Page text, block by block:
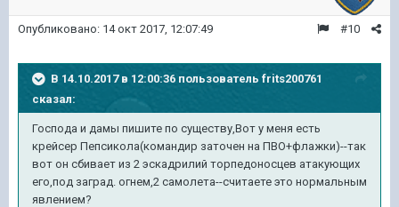
#10
Опубликовано: 14 окт 2017, 12:07:49
В 14.10.2017 в 12:00:36 пользователь frits200761
сказал:
Господа и дамы пишите по существу,Вот у меня есть
крейсер Пепсикола(командир заточен на ПВО+флажки)--так
вот он сбивает из 2 эскадрилий торпедоносцев атакующих
его,под заград. огнем,2 самолета--считаете это нормальным
явлением?